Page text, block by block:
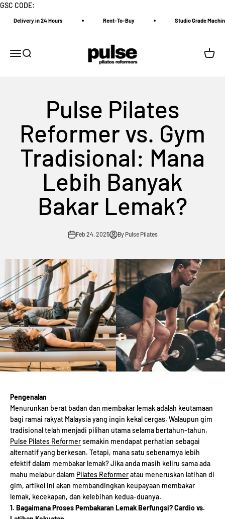
GSC CODE:
Delivery in 24 Hours Rent-To-Buy Studio Grade Machine
MenuSearch
Pulse Pilates Reformer
Cart
Pulse Pilates
Reformer vs. Gym
Tradisional: Mana
Lebih Banyak
Bakar Lemak?
Feb 24, 2025 By Pulse Pilates
Pengenalan
Menurunkan berat badan dan membakar lemak adalah keutamaan
bagi ramai rakyat Malaysia yang ingin kekal cergas. Walaupun gim
tradisional telah menjadi pilihan utama selama bertahun-tahun,
Pulse Pilates Reformersemakin mendapat perhatian sebagai
alternatif yang berkesan. Tetapi, mana satu sebenarnya lebih
efektif dalam membakar lemak? Jika anda masih keliru sama ada
mahu melabur dalam Pilates Reformeratau meneruskan latihan di
gim, artikel ini akan membandingkan keupayaan membakar
lemak, kecekapan, dan kelebihan kedua-duanya.
1. Bagaimana Proses Pembakaran Lemak Berfungsi? Cardio vs.